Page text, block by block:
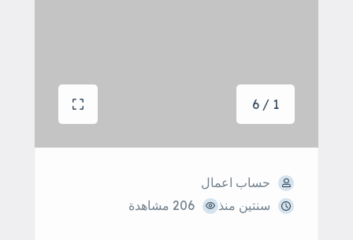
1 / 6
حساب اعمال
سنتين منذ
206 مشاهدة